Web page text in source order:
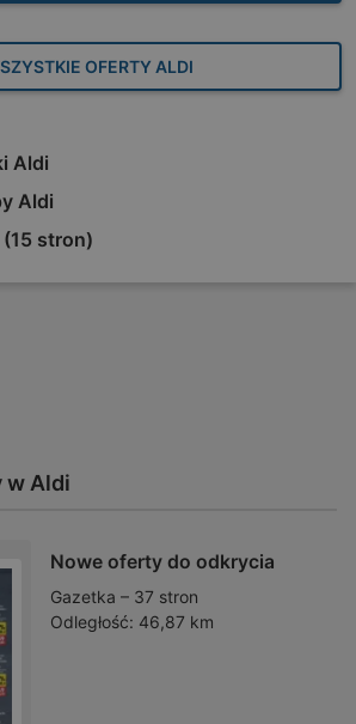
OFERTY ALDI
Aldi
Aldi
stron)
w Aldi
Nowe oferty do odkrycia
Gazetka – 37 stron
Odległość: 46,87 km